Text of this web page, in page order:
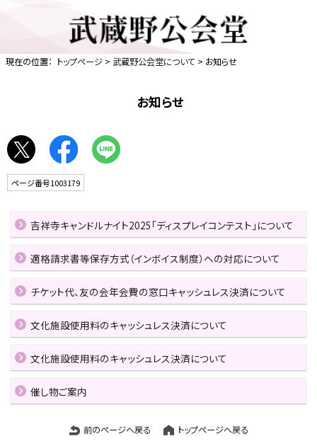
現在の位置： トップページ > 武蔵野公会堂について > お知らせ
お知らせ
ページ番号1003179
吉祥寺キャンドルナイト2025「ディスプレイコンテスト」について
適格請求書等保存方式（インボイス制度）への対応について
チケット代、友の会年会費の窓口キャッシュレス決済について
文化施設使用料のキャッシュレス決済について
文化施設使用料のキャッシュレス決済について
催し物ご案内
前のページへ戻る トップページへ戻る